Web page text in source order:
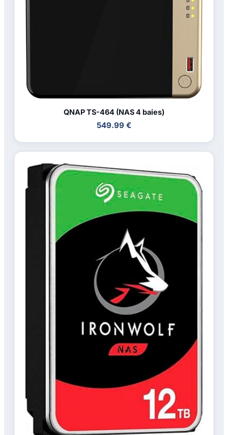
QNAP TS-464 (NAS 4 baies)
549.99 €